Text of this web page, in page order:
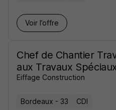
Voir l’offre
Chef de Chantier
aux Travaux
Eiffage Construction
Bordeaux - 33 CDI